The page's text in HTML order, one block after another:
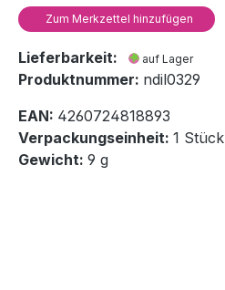
Zum Merkzettel hinzufügen
Lieferbarkeit: auf Lager
Produktnummer: ndil0329
EAN: 4260724818893
Verpackungseinheit: 1 Stück
Gewicht: 9 g